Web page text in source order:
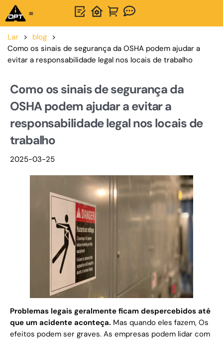
Lar > blog >
Como os sinais de segurança da OSHA podem ajudar a
evitar a responsabilidade legal nos locais de trabalho
Como os sinais de segurança da
OSHA podem ajudar a evitar a
responsabilidade legal nos locais de
trabalho
2025-03-25
Problemas legais geralmente ficam despercebidos até
que um acidente aconteça. Mas quando eles fazem, Os
efeitos podem ser graves. As empresas podem lidar com